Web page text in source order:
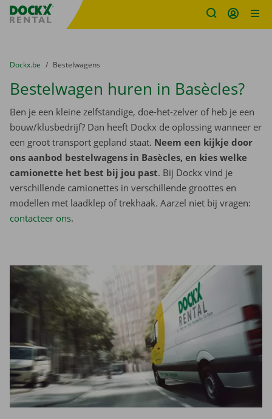
Fratello DEMO
U bevindt zich hier:
van
Dockx.be naar
Bestelwagens
Bestelwagen huren in Basècles?
Ben je een kleine zelfstandige, doe-het-zelver of heb je een
bouw/klusbedrijf? Dan heeft Dockx de oplossing wanneer er
een groot transport gepland staat. Neem een kijkje door
ons aanbod bestelwagens in Basècles, en kies welke
camionette het best bij jou past. Bij Dockx vind je
verschillende camionettes in verschillende groottes en
modellen met laadklep of trekhaak. Aarzel niet bij vragen:
contacteer ons.